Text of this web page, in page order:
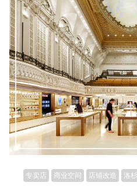
专卖店 商业空间 店铺改造 洛